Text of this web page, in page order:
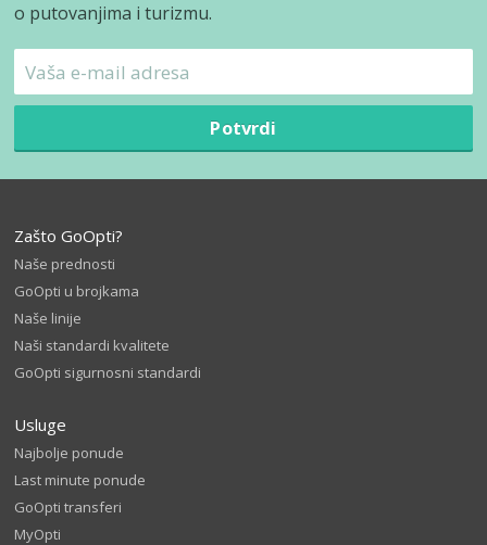
o putovanjima i turizmu.
Potvrdi
Zašto GoOpti?
Naše prednosti
GoOpti u brojkama
Naše linije
Naši standardi kvalitete
GoOpti sigurnosni standardi
Usluge
Najbolje ponude
Last minute ponude
GoOpti transferi
MyOpti